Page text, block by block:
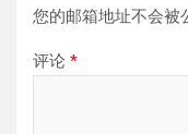
您的邮箱地址不会被
评论 *